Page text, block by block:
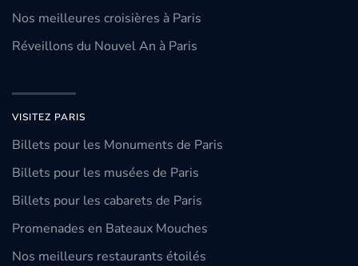
Nos meilleures croisières à Paris
Réveillons du Nouvel An à Paris
VISITEZ PARIS
Billets pour les Monuments de Paris
Billets pour les musées de Paris
Billets pour les cabarets de Paris
Promenades en Bateaux Mouches
Nos meilleurs restaurants étoilés